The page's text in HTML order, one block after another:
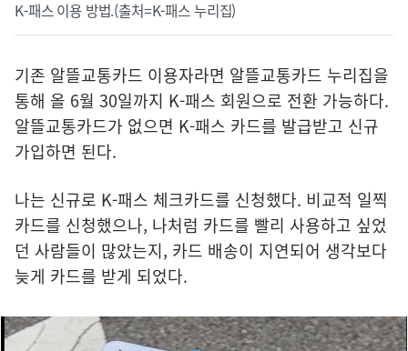
K-패스 이용 방법.(출처=K-패스 누리집)
기존 알뜰교통카드 이용자라면 알뜰교통카드 누리집을
통해 올 6월 30일까지 K-패스 회원으로 전환 가능하다.
알뜰교통카드가 없으면 K-패스 카드를 발급받고 신규
가입하면 된다.
나는 신규로 K-패스 체크카드를 신청했다. 비교적 일찍
카드를 신청했으나, 나처럼 카드를 빨리 사용하고 싶었
던 사람들이 많았는지, 카드 배송이 지연되어 생각보다
늦게 카드를 받게 되었다.